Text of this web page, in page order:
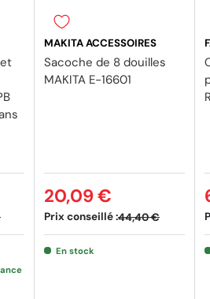
centenaire s'impose un
avancées de ce siècle
la conquête spatiale, les
l'outillage à main, FACOM vous
et ergonomique garantie à vie.
MAKITA ACCESSOIRES
Sacoche de 8 douilles
MAKITA E-16601
Prix conseillé :44,40 €
20,09 €
En stock